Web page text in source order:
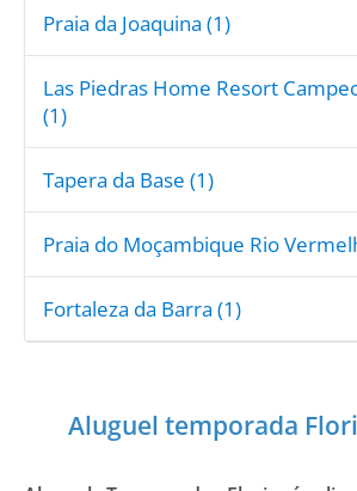
Praia da Joaquina (1)
Las Piedras Home Resort
(1)
Tapera da Base (1)
Praia do Moçambique Rio
Fortaleza da Barra (1)
Aluguel temporada